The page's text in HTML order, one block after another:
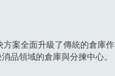
案全面升級了傳統的倉庫作
品領域的倉庫與分揀中心。